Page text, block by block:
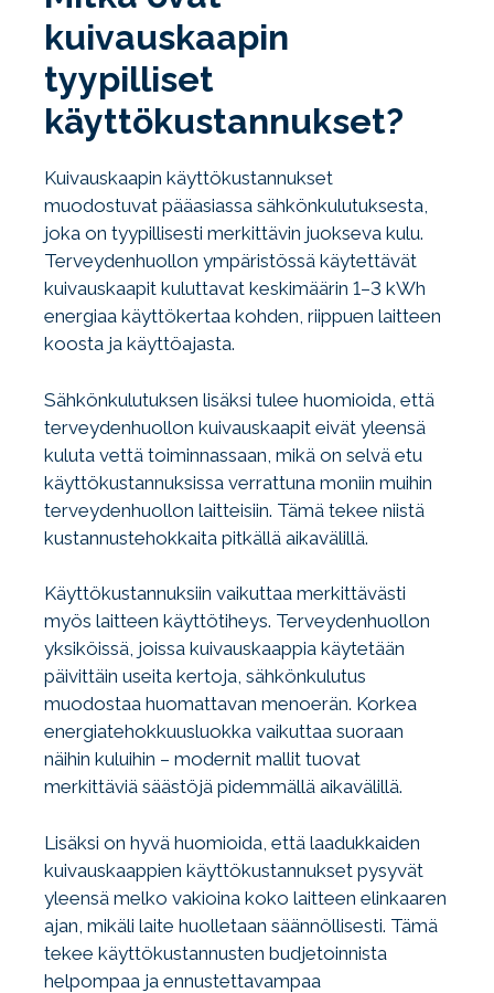
kuivauskaapin
tyypilliset
käyttökustannukset?
Kuivauskaapin käyttökustannukset
muodostuvat pääasiassa sähkönkulutuksesta,
joka on tyypillisesti merkittävin juokseva kulu.
Terveydenhuollon ympäristössä käytettävät
kuivauskaapit kuluttavat keskimäärin 1–3 kWh
energiaa käyttökertaa kohden, riippuen laitteen
koosta ja käyttöajasta.
Sähkönkulutuksen lisäksi tulee huomioida, että
terveydenhuollon kuivauskaapit eivät yleensä
kuluta vettä toiminnassaan, mikä on selvä etu
käyttökustannuksissa verrattuna moniin muihin
terveydenhuollon laitteisiin. Tämä tekee niistä
kustannustehokkaita pitkällä aikavälillä.
Käyttökustannuksiin vaikuttaa merkittävästi
myös laitteen käyttötiheys. Terveydenhuollon
yksiköissä, joissa kuivauskaappia käytetään
päivittäin useita kertoja, sähkönkulutus
muodostaa huomattavan menoerän. Korkea
energiatehokkuusluokka vaikuttaa suoraan
näihin kuluihin – modernit mallit tuovat
merkittäviä säästöjä pidemmällä aikavälillä.
Lisäksi on hyvä huomioida, että laadukkaiden
kuivauskaappien käyttökustannukset pysyvät
yleensä melko vakioina koko laitteen elinkaaren
ajan, mikäli laite huolletaan säännöllisesti. Tämä
tekee käyttökustannusten budjetoinnista
helpompaa ja ennustettavampaa